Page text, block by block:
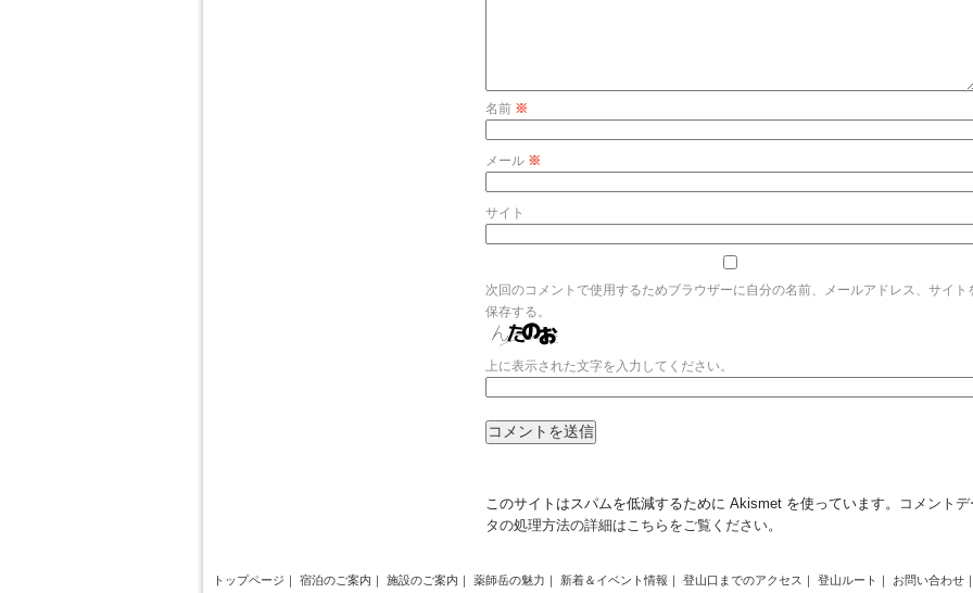
名前 ※
メール ※
サイト
次回のコメントで使用するためブラウザーに自分の名前、メールアドレス、サイト
保存する。
上に表示された文字を入力してください。
このサイトはスパムを低減するために Akismet を使っています。
コメントデ
タの処理方法の詳細はこちらをご覧ください。
トップページ ｜ 宿泊のご案内 ｜ 施設のご案内 ｜ 薬師岳の魅力 ｜ 新着＆イベント情報 ｜ 登山口までのアクセス ｜ 登山ルート ｜ お問い合わせ